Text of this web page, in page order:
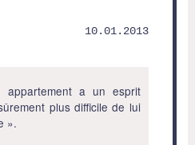
10.01.2013
appartement a un esprit
plus difficile de lui
».